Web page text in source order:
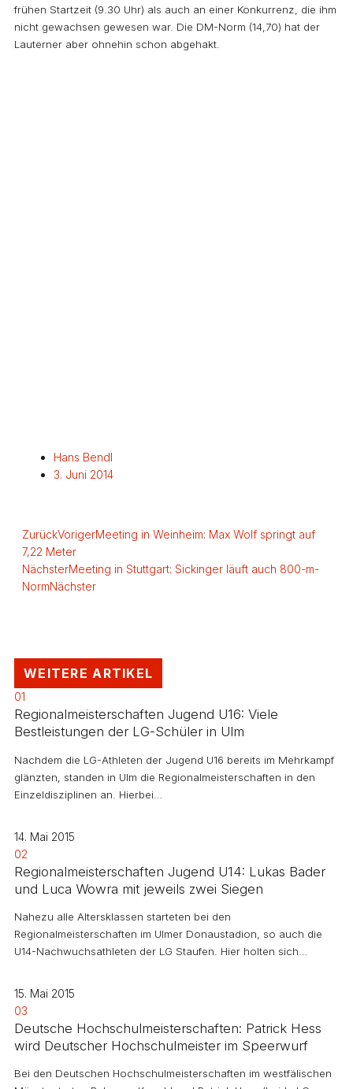
frühen Startzeit (9.30 Uhr) als auch an einer Konkurrenz, die ihm
nicht gewachsen gewesen war. Die DM-Norm (14,70) hat der
Lauterner aber ohnehin schon abgehakt.
Hans Bendl
3. Juni 2014
ZurückVorigerMeeting in Weinheim: Max Wolf springt auf
7,22 Meter
NächsterMeeting in Stuttgart: Sickinger läuft auch 800-m-
NormNächster
WEITERE ARTIKEL
01
Regionalmeisterschaften Jugend U16: Viele
Bestleistungen der LG-Schüler in Ulm
Nachdem die LG-Athleten der Jugend U16 bereits im Mehrkampf
glänzten, standen in Ulm die Regionalmeisterschaften in den
Einzeldisziplinen an. Hierbei…
14. Mai 2015
02
Regionalmeisterschaften Jugend U14: Lukas Bader
und Luca Wowra mit jeweils zwei Siegen
Nahezu alle Altersklassen starteten bei den
Regionalmeisterschaften im Ulmer Donaustadion, so auch die
U14-Nachwuchsathleten der LG Staufen. Hier holten sich…
15. Mai 2015
03
Deutsche Hochschulmeisterschaften: Patrick Hess
wird Deutscher Hochschulmeister im Speerwurf
Bei den Deutschen Hochschulmeisterschaften im westfälischen